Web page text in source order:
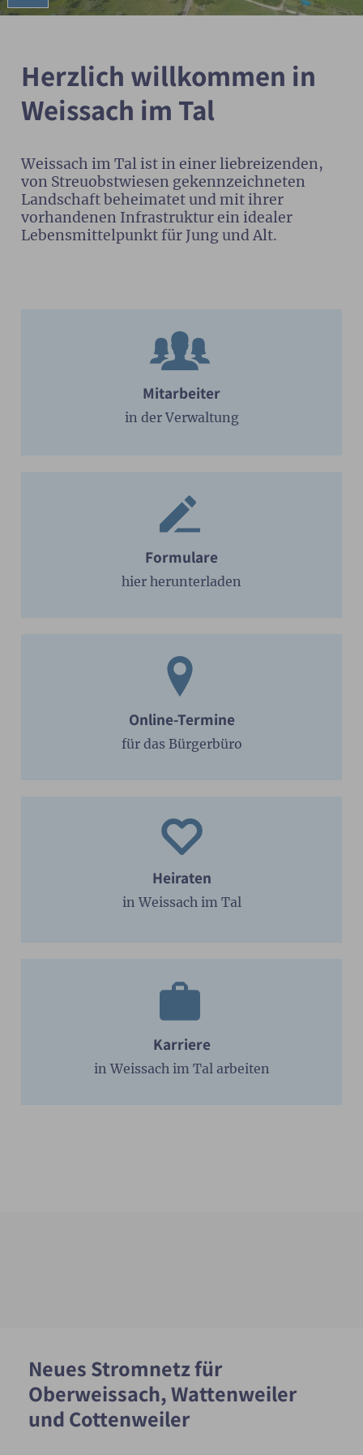
Herzlich willkommen in
Weissach im Tal
Weissach im Tal ist in einer liebreizenden,
von Streuobstwiesen gekennzeichneten
Landschaft beheimatet und mit ihrer
vorhandenen Infrastruktur ein idealer
Lebensmittelpunkt für Jung und Alt.
Mitarbeiter
in der Verwaltung
Formulare
hier herunterladen
Online-Termine
für das Bürgerbüro
Heiraten
in Weissach im Tal
Karriere
in Weissach im Tal arbeiten
Neues Stromnetz für
Oberweissach, Wattenweiler
und Cottenweiler